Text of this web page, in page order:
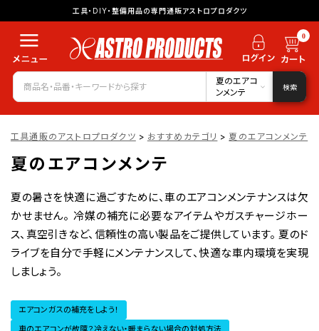
工具・DIY・整備用品の専門通販アストロプロダクツ
0
夏のエアコ
ンメンテ
検索
工具通販のアストロプロダクツ > おすすめカテゴリ > 夏のエアコンメンテ
夏のエアコンメンテ
夏の暑さを快適に過ごすために、車のエアコンメンテナンスは欠
かせません。 冷媒の補充に必要なアイテムやガスチャージホー
ス、真空引きなど、信頼性の高い製品をご提供しています。 夏のド
ライブを自分で手軽にメンテナンスして、快適な車内環境を実現
しましょう。
エアコンガスの補充をしよう！